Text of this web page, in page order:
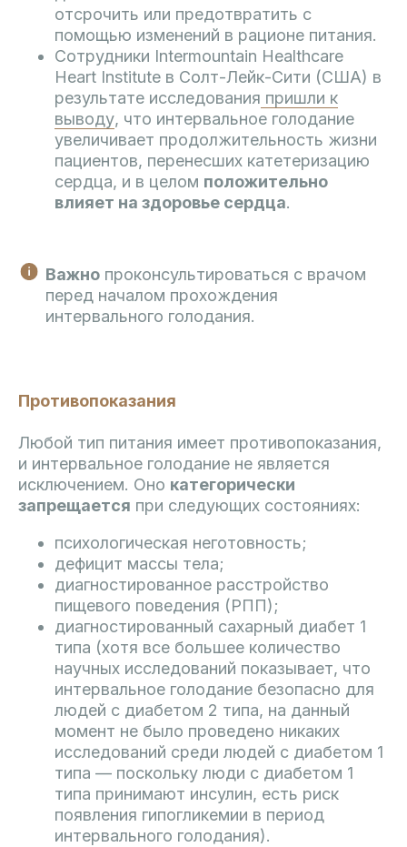
отсрочить или предотвратить с
помощью изменений в рационе питания.
Сотрудники Intermountain Healthcare
Heart Institute в Солт-Лейк-Сити (США) в
результате исследования пришли к
выводу, что интервальное голодание
увеличивает продолжительность жизни
пациентов, перенесших катетеризацию
сердца, и в целом положительно
влияет на здоровье сердца.
Важно проконсультироваться с врачом
перед началом прохождения
интервального голодания.
Противопоказания
Любой тип питания имеет противопоказания,
и интервальное голодание не является
исключением. Оно категорически
запрещается при следующих состояниях:
психологическая неготовность;
дефицит массы тела;
диагностированное расстройство
пищевого поведения (РПП);
диагностированный сахарный диабет 1
типа (хотя все большее количество
научных исследований показывает, что
интервальное голодание безопасно для
людей с диабетом 2 типа, на данный
момент не было проведено никаких
исследований среди людей с диабетом 1
типа — поскольку люди с диабетом 1
типа принимают инсулин, есть риск
появления гипогликемии в период
интервального голодания).